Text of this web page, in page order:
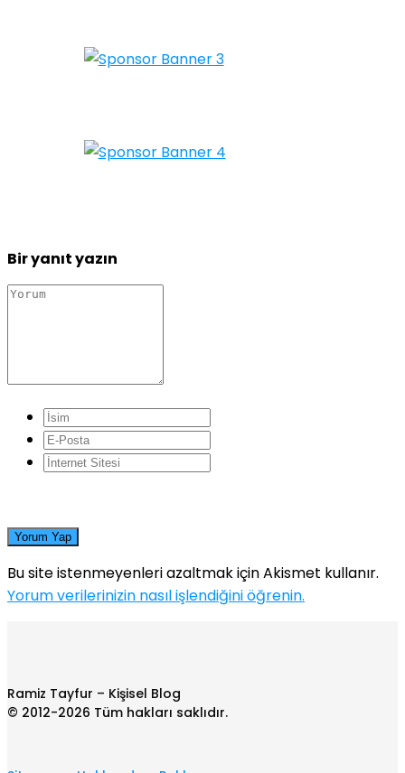
Bir yanıt yazın
Yorum Yap
Bu site istenmeyenleri azaltmak için Akismet kullanır.
Yorum verilerinizin nasıl işlendiğini öğrenin.
Ramiz Tayfur – Kişisel Blog
© 2012-2026 Tüm hakları saklıdır.